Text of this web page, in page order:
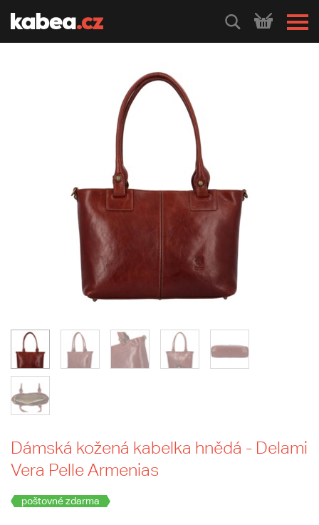
HLEDEJ
Dámská kožená kabelka hnědá - Delami
Vera Pelle Armenias
poštovné zdarma